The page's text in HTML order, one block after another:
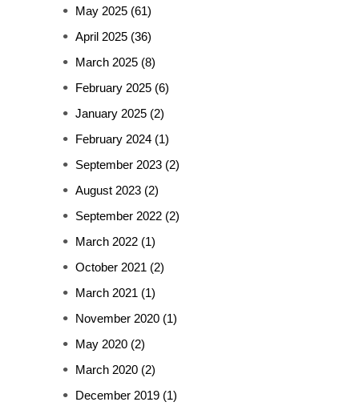
May 2025 (61)
April 2025 (36)
March 2025 (8)
February 2025 (6)
January 2025 (2)
February 2024 (1)
September 2023 (2)
August 2023 (2)
September 2022 (2)
March 2022 (1)
October 2021 (2)
March 2021 (1)
November 2020 (1)
May 2020 (2)
March 2020 (2)
December 2019 (1)